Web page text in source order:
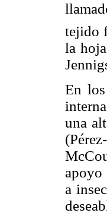
tejido
la
En
una
apoyo
a